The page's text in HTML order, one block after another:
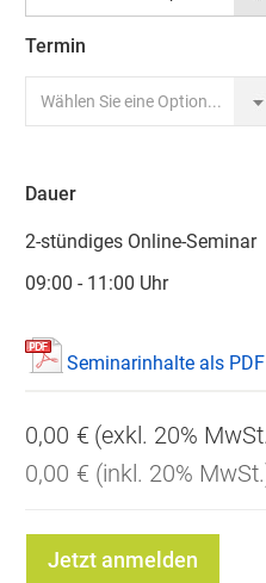
Termin
Dauer
2-stündiges Online-Seminar
09:00 - 11:00 Uhr
Seminarinhalte als PDF
0,00 €
0,00 €
Jetzt anmelden